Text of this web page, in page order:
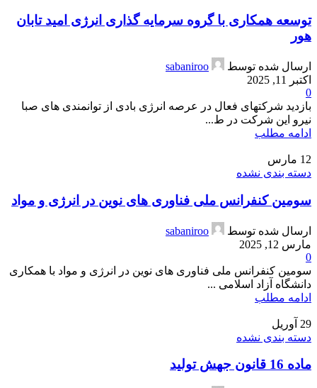
توسعه همکاری با گروه سرمایه گذاری انرژی امید تابان
هور
ارسال شده توسط
sabaniroo
اکتبر 11, 2025
0
بازدید شرکتهای فعال در عرصه انرژی بادی از توانمندی های صبا
نیرو این شرکت در ط...
ادامه مطلب
12 مارس
دسته بندی نشده
سومین کنفرانس ملی فناوری های نوین در انرژی و مواد
ارسال شده توسط
sabaniroo
مارس 12, 2025
0
سومین کنفرانس ملی فناوری های نوین در انرژی و مواد با همکاری
دانشگاه آزاد اسلامی ...
ادامه مطلب
29 آوریل
دسته بندی نشده
ماده 16 قانون جهش تولید